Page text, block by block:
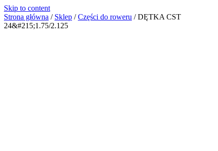
Skip to content
Strona główna / Sklep / Części do roweru / DĘTKA CST
24&#215;1.75/2.125